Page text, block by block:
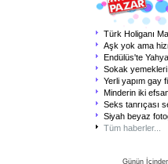
Türk Holiganı
Aşk yok ama
Endülüs'te
Sokak
Yerli yapım gay
Minderin iki
Seks tanrıçası
Siyah beyaz
Tüm haberler...
Günün